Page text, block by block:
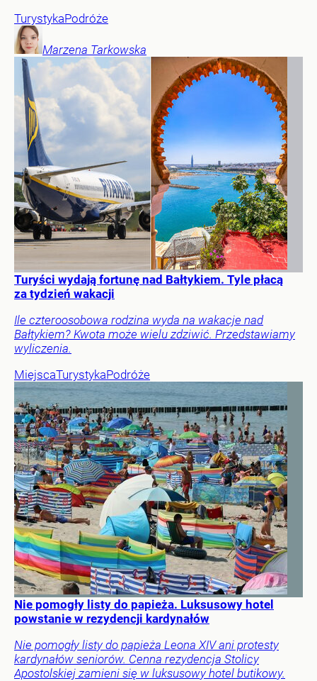
TurystykaPodróże
Marzena Tarkowska
Turyści wydają fortunę nad Bałtykiem. Tyle płacą
za tydzień wakacji
Ile czteroosobowa rodzina wyda na wakacje nad
Bałtykiem? Kwota może wielu zdziwić. Przedstawiamy
wyliczenia.
MiejscaTurystykaPodróże
Nie pomogły listy do papieża. Luksusowy hotel
powstanie w rezydencji kardynałów
Nie pomogły listy do papieża Leona XIV ani protesty
kardynałów seniorów. Cenna rezydencja Stolicy
Apostolskiej zamieni się w luksusowy hotel butikowy.